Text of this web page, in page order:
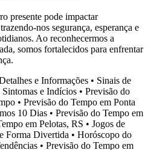
presente pode impactar
nos segurança, esperança e
Ao reconhecermos a
somos fortalecidos para enfrentar
e Informações • Sinais de
e Indícios • Previsão do
• Previsão do Tempo em Ponta
10 Dias • Previsão do Tempo em
em Pelotas, RS • Jogos de
Forma Divertida • Horóscopo do
• Previsão do Tempo em